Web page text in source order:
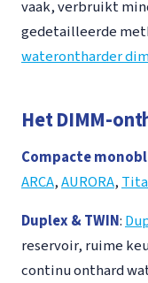
vaak, verbruikt
gedetailleerde
waterontharder
Het DIMM-
Compacte
ARCA,AURORA,
Duplex & TWIN:
reservoir, ruime
continu onthard